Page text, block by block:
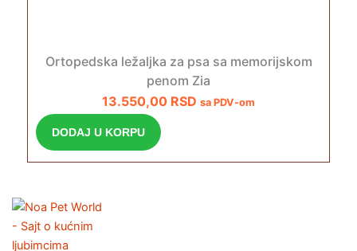
Ortopedska ležaljka za psa sa memorijskom
penom Zia
13.550,00 RSD sa PDV-om
DODAJ U KORPU